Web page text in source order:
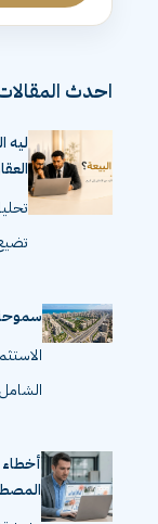
احدث
ليه
سموحة
الشامل 2026 تعتبر…